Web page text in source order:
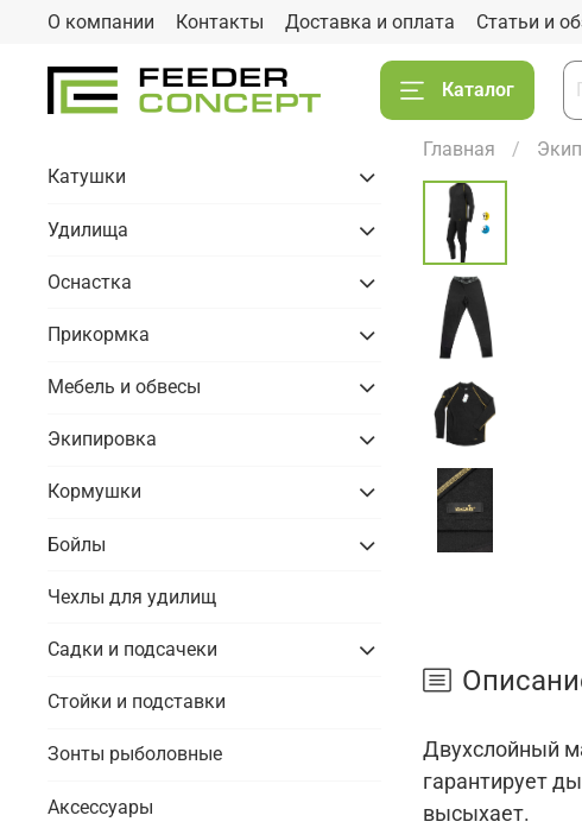
О компании Контакты Доставка и оплата Статьи и
Каталог
Главная
Двухслойный
гарантирует
высыхает.
Катушки
Удилища
Оснастка
Прикормка
Мебель и обвесы
Экипировка
Кормушки
Бойлы
Чехлы для удилищ
Садки и подсачеки
Стойки и подставки
Зонты рыболовные
Аксессуары